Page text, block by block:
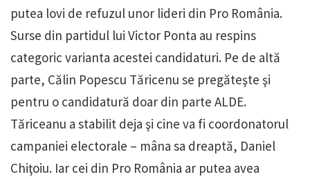
putea lovi de refuzul unor lideri din Pro România.
Surse din partidul lui Victor Ponta au respins
categoric varianta acestei candidaturi. Pe de altă
parte, Călin Popescu Tăricenu se pregăteşte şi
pentru o candidatură doar din parte ALDE.
Tăriceanu a stabilit deja şi cine va fi coordonatorul
campaniei electorale – mâna sa dreaptă, Daniel
Chiţoiu. Iar cei din Pro România ar putea avea